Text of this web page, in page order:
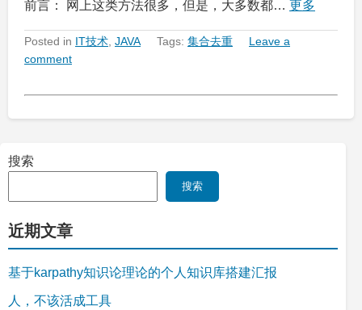
前言： 网上这类方法很多，但是，大多数都… 更多
Posted in IT技术 JAVA Tags: 集合去重
Leave a
comment
搜索
搜索
近期文章
基于karpathy知识论理论的个人知识库搭建汇报
人，不该活成工具